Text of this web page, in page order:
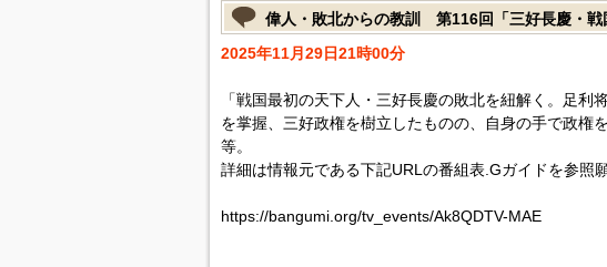
偉人・敗北からの教訓 第116回「三好長慶・戦
2025年11月29日21時00分
「戦国最初の天下人・三好長慶の敗北を紐解く。足利
を掌握、三好政権を樹立したものの、自身の手で政権
等。
詳細は情報元である下記URLの番組表.Gガイドを参照願
https://bangumi.org/tv_events/Ak8QDTV-MAE